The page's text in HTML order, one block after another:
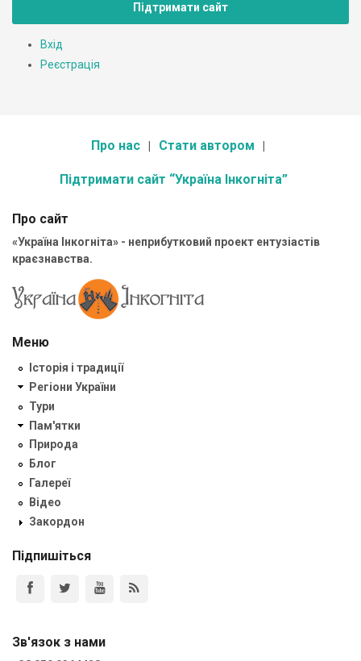
Підтримати сайт
Вхід
Реєстрація
Про нас Стати автором
Підтримати сайт “Україна Інкогніта”
Про сайт
«Україна Інкогніта» - неприбутковий проект ентузіастів
краєзнавства.
Меню
Історія і традиції
Регіони України
Тури
Пам'ятки
Природа
Блог
Галереї
Відео
Закордон
Підпишіться
Зв'язок з нами